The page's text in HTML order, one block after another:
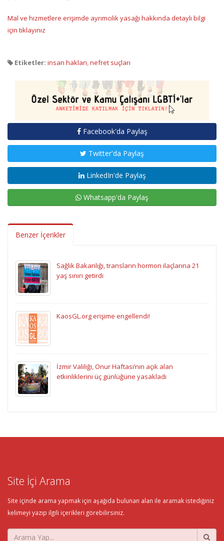
Mal ve hizmetlere erişimde ayrımcılık yasağı hakkında detaylı bilgi
için tıklayınız
Etiketler: insan hakları nefret suçları
Facebook'da Paylaş
Twitter'da Paylaş
LinkedIn'de Paylaş
Whatsapp'da Paylaş
Benzer İçerikler
Sağlık Bakanlığı, transların hormon ilaçlarına 21
yaş sınırı getirdi
KaosGL.org erişime engellendi!
İzmir Valiliği, Onur Haftası’nın açık alan
etkinliklerini üç günlüğüne yasakladı
Site İçi Arama
Site içinde arama yapmak için aşağıda bulunan alan ile aramak istediğiniz
kelimeyi yazıp ilgili içerikleri görebilirsiniz.